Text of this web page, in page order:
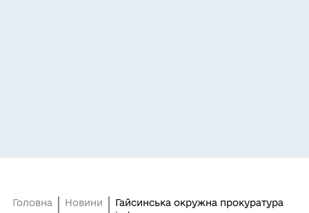
Головна Новини
Гайсинська окружна прокуратура